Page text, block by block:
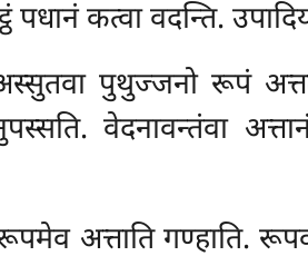
पधानं कत्वा वदन्ति.
पुथुज्जनो रूपं
वेदनावन्तंवा
अत्ताति गण्हाति.